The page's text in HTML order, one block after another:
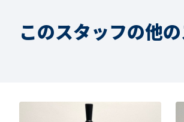
このスタッフの他